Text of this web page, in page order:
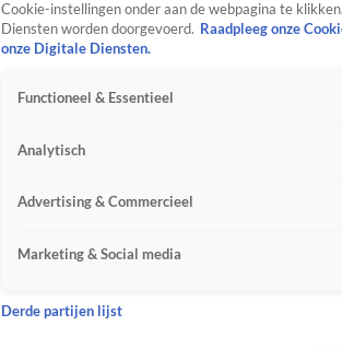
Cookie-instellingen onder aan de webpagina te
Diensten worden doorgevoerd. Raadpleeg onze
onze Digitale Diensten.
Functioneel & Essentieel
Analytisch
Advertising & Commercieel
Marketing & Social media
Derde partijen lijst